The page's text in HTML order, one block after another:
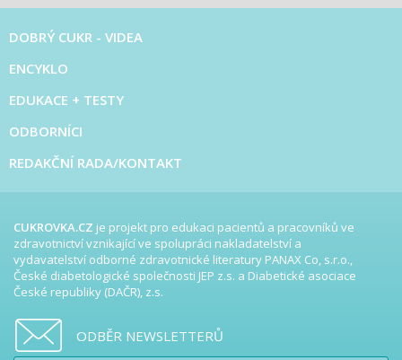
DOBRÝ CUKR - VIDEA
ENCYKLO
EDUKACE + TESTY
ODBORNÍCI
REDAKČNÍ RADA/KONTAKT
CUKROVKA.CZ je projekt pro edukaci pacientů a pracovníků ve
zdravotnictví vznikající ve spolupráci nakladatelství a
vydavatelství odborné zdravotnické literatury PANAX Co, s.r.o.,
České diabetologické společnosti JEP z.s. a Diabetické asociace
České republiky (DAČR), z.s.
ODBĚR NEWSLETTERŮ